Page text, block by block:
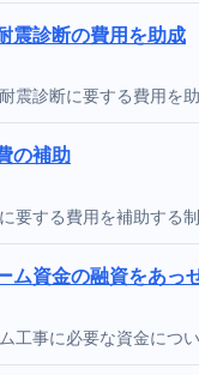
震診断の費用を助成
震診断に要する費用を
の補助
要する費用を補助する制
ム資金の融資をあっ
工事に必要な資金につ